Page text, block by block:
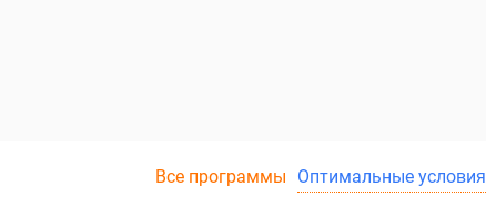
Все программы Оптимальные условия